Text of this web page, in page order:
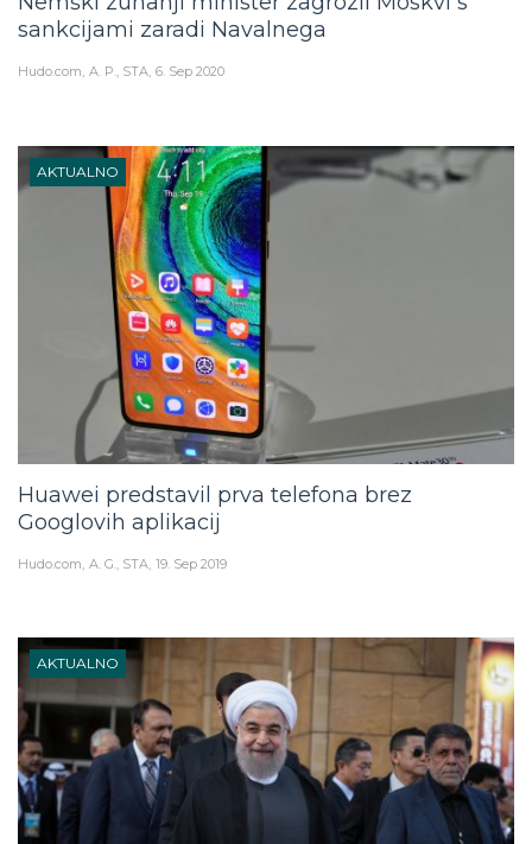
sankcijami zaradi Navalnega
Hudo.com A. P., STA 6. Sep 2020
AKTUALNO
Huawei predstavil prva telefona brez
Googlovih aplikacij
Hudo.com A. G., STA 19. Sep 2019
AKTUALNO